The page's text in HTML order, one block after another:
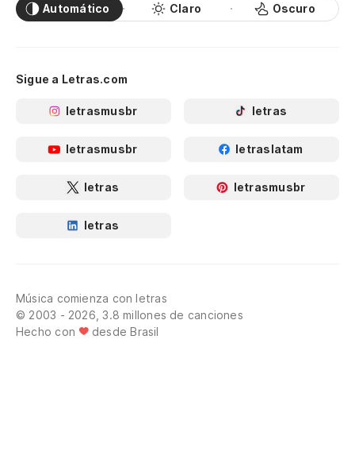
Automático Claro Oscuro
Sigue a Letras.com
letrasmusbr letras
letrasmusbr letraslatam
letras letrasmusbr
letras
Música comienza con letras
© 2003 - 2026, 3.8 millones de canciones
Hecho con
desde Brasil